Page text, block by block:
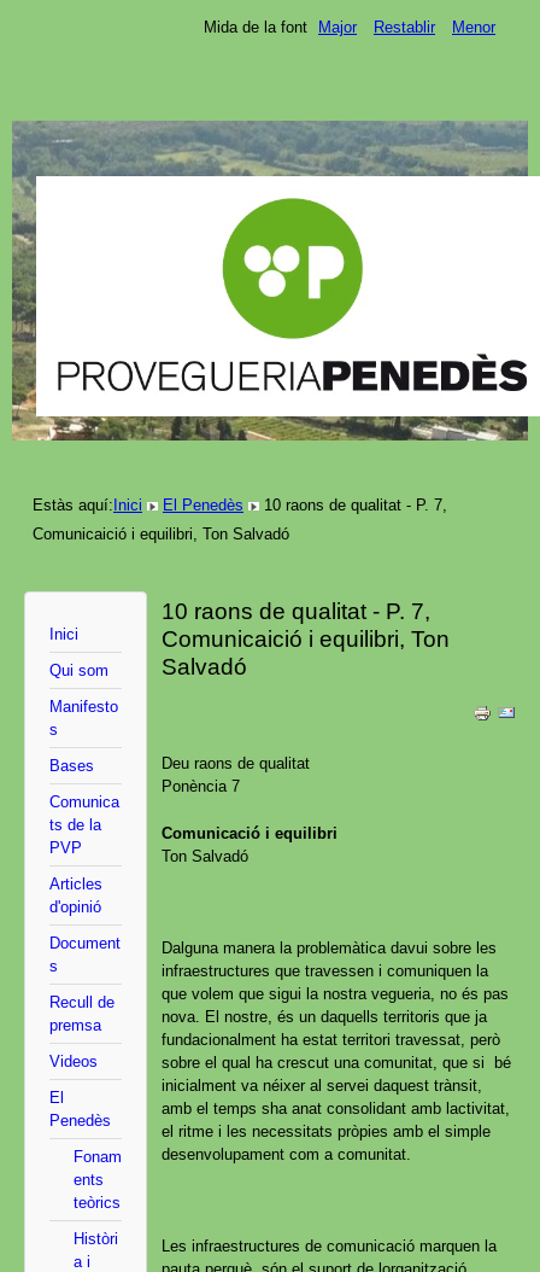
Mida de la font Major Restablir Menor
Estàs aquí:Inici El Penedès
10 raons de qualitat - P. 7,
Comunicaició i equilibri, Ton Salvadó
Inici
Qui som
Manifesto
s
Bases
Comunica
ts de la
PVP
Articles
d'opinió
Document
s
Recull de
premsa
Videos
El
Penedès
Fonam
ents
teòrics
Històri
a i
10 raons de qualitat - P. 7,
Comunicaició i equilibri, Ton
Salvadó
Deu raons de qualitat
Ponència 7
Comunicació i equilibri
Ton Salvadó
Dalguna manera la problemàtica davui sobre les
infraestructures que travessen i comuniquen la
que volem que sigui la nostra vegueria, no és pas
nova. El nostre, és un daquells territoris que ja
fundacionalment ha estat territori travessat, però
sobre el qual ha crescut una comunitat, que si bé
inicialment va néixer al servei daquest trànsit,
amb el temps sha anat consolidant amb lactivitat,
el ritme i les necessitats pròpies amb el simple
desenvolupament com a comunitat.
Les infraestructures de comunicació marquen la